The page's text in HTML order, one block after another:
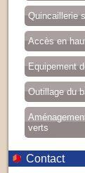
Quincaillerie
Accès en
Equipement
Outillage du
verts
Contact